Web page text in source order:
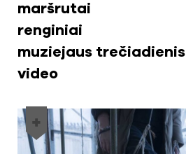
maršrutai
renginiai
muziejaus trečiadienis
video